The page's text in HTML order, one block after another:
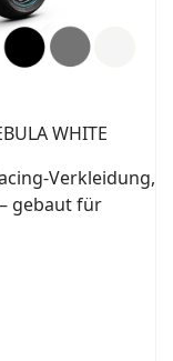
WHITE
Verkleidung,
gebaut für